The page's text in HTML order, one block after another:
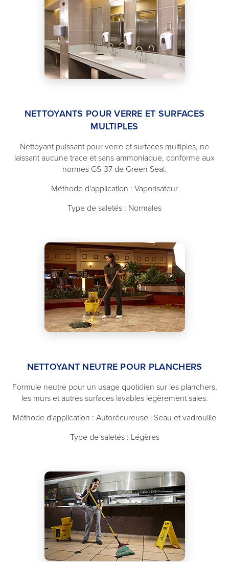
NETTOYANTS POUR VERRE ET SURFACES
MULTIPLES
Nettoyant puissant pour verre et surfaces multiples, ne
laissant aucune trace et sans ammoniaque, conforme aux
normes GS-37 de Green Seal.
Méthode d'application : Vaporisateur
Type de saletés : Normales
NETTOYANT NEUTRE POUR PLANCHERS
Formule neutre pour un usage quotidien sur les planchers,
les murs et autres surfaces lavables légèrement sales.
Méthode d'application : Autorécureuse | Seau et vadrouille
Type de saletés : Légères